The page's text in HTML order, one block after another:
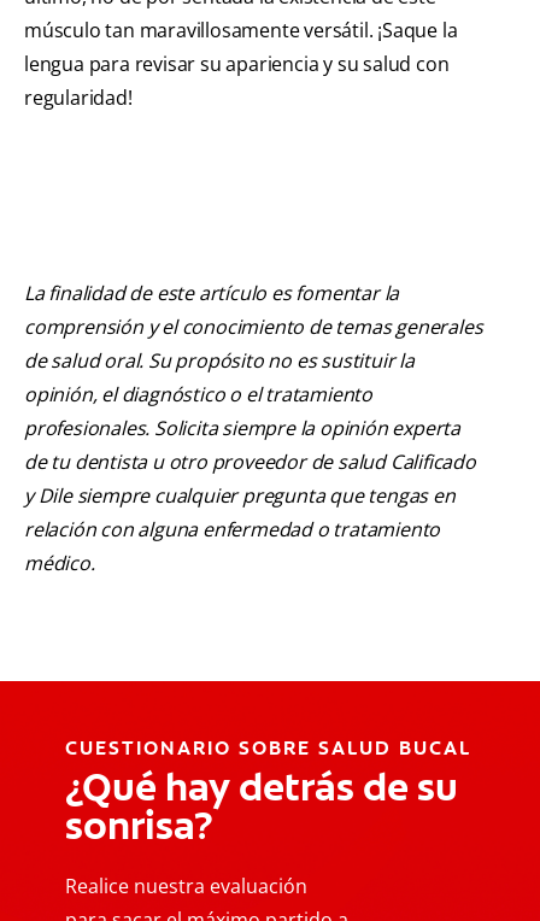
músculo tan maravillosamente versátil. ¡Saque la
lengua para revisar su apariencia y su salud con
regularidad!
La finalidad de este artículo es fomentar la
comprensión y el conocimiento de temas generales
de salud oral. Su propósito no es sustituir la
opinión, el diagnóstico o el tratamiento
profesionales. Solicita siempre la opinión experta
de tu dentista u otro proveedor de salud Calificado
y Dile siempre cualquier pregunta que tengas en
relación con alguna enfermedad o tratamiento
médico.
CUESTIONARIO SOBRE SALUD BUCAL
¿Qué hay detrás de su
sonrisa?
Realice nuestra evaluación